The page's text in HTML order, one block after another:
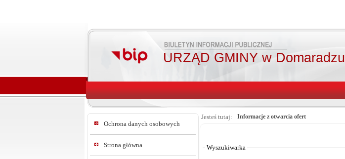
URZĄD GMINY w Domaradzu
Ochrona danych osobowych
Strona główna
Jesteś tutaj: Informacje z otwarcia ofert
Wyszukiwarka